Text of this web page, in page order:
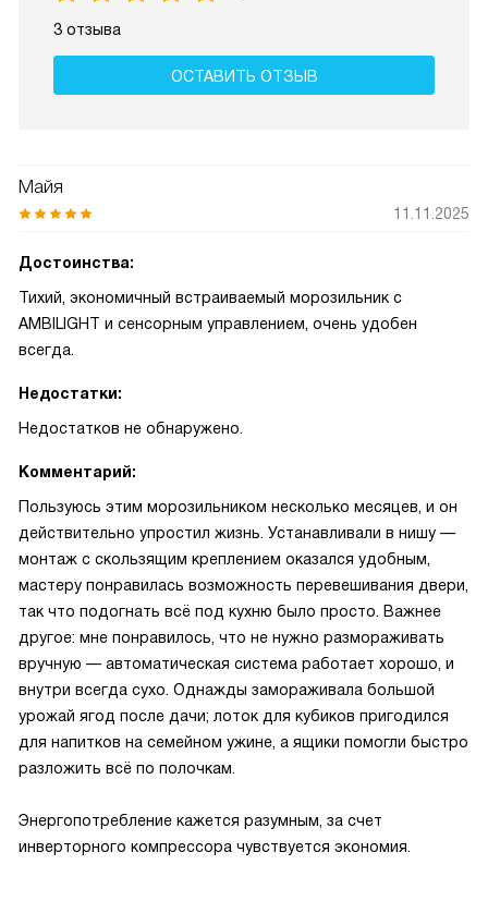
3 отзыва
ОСТАВИТЬ ОТЗЫВ
Майя
11.11.2025
Достоинства:
Тихий, экономичный встраиваемый морозильник с
AMBILIGHT и сенсорным управлением, очень удобен
всегда.
Недостатки:
Недостатков не обнаружено.
Комментарий:
Пользуюсь этим морозильником несколько месяцев, и он
действительно упростил жизнь. Устанавливали в нишу —
монтаж с скользящим креплением оказался удобным,
мастеру понравилась возможность перевешивания двери,
так что подогнать всё под кухню было просто. Важнее
другое: мне понравилось, что не нужно размораживать
вручную — автоматическая система работает хорошо, и
внутри всегда сухо. Однажды замораживала большой
урожай ягод после дачи; лоток для кубиков пригодился
для напитков на семейном ужине, а ящики помогли быстро
разложить всё по полочкам.
Энергопотребление кажется разумным, за счет
инверторного компрессора чувствуется экономия.